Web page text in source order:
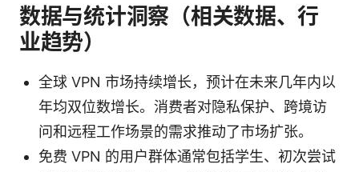
数据与统计洞察（相关数据、行
业趋势）
全球 VPN 市场持续增长，预计在未来几年内以
年均双位数增长。消费者对隐私保护、跨境访
问和远程工作场景的需求推动了市场扩张。
免费 VPN 的用户群体通常包括学生、初次尝试